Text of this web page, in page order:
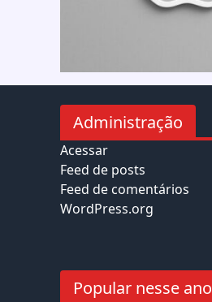
Administração
Acessar
Feed de posts
Feed de comentários
WordPress.org
Popular nesse ano